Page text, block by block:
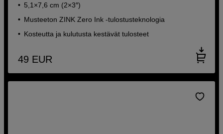
5,1×7,6 cm (2×3″)
Musteeton ZINK Zero Ink -tulostusteknologia
Kosteutta ja kulutusta kestävät tulosteet
49 EUR